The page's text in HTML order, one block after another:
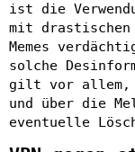
ist die
mit drastischen
Memes
solche
gilt vor allem,
und über die
eventuelle